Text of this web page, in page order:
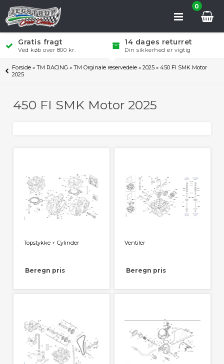
0
Gratis fragt
Ved køb over 800 kr.
14 dages returret
Din sikkerhed er vigtig
Forside »TM RACING »TM Orginale reservedele »2025»450 FI SMK Motor
2025
450 FI SMK Motor 2025
Topstykke + Cylinder
Beregn pris
Ventiler
Beregn pris